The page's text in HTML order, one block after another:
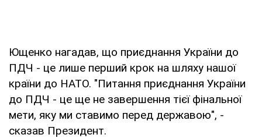
Ющенко нагадав, що приєднання України до
ПДЧ - це лише перший крок на шляху нашої
країни до НАТО. "Питання приєднання України
до ПДЧ - це ще не завершення тієї фінальної
мети, яку ми ставимо перед державою", -
сказав Президент.